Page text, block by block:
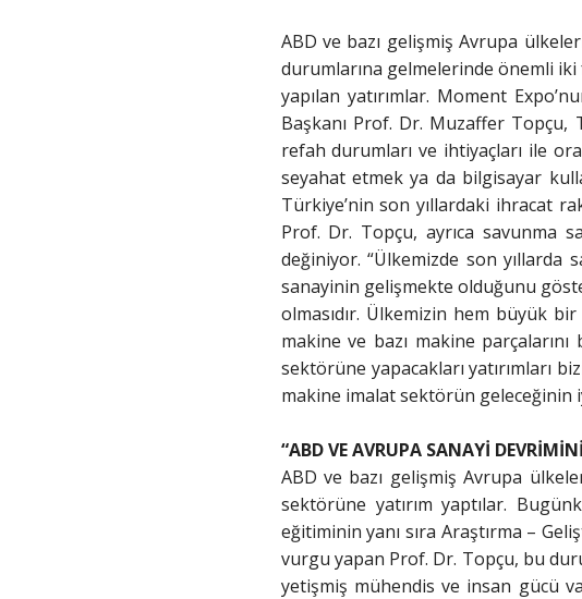
ABD ve bazı gelişmiş Avrupa
durumlarına gelmelerinde önemli iki
yapılan yatırımlar. Moment
Başkanı Prof. Dr. Muzaffer
refah durumları ve ihtiyaçları ile
seyahat etmek ya da bilgisayar
Türkiye’nin son yıllardaki ihracat
Prof. Dr. Topçu, ayrıca savunma
değiniyor. “Ülkemizde son yıllarda
sanayinin gelişmekte olduğunu
olmasıdır. Ülkemizin hem büyük
makine ve bazı makine
sektörüne yapacakları yatırımları
makine imalat sektörün geleceğinin
“ABD VE AVRUPA SANAYİ
ABD ve bazı gelişmiş Avrupa
sektörüne yatırım yaptılar.
eğitiminin yanı sıra Araştırma –
vurgu yapan Prof. Dr. Topçu, bu
yetişmiş mühendis ve insan gücü